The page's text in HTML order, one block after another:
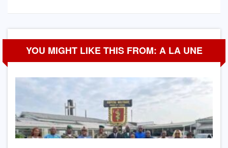
YOU MIGHT LIKE THIS FROM: A LA UNE